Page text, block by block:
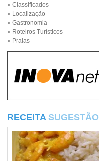
» Classificados
» Localização
» Gastronomia
» Roteiros Turísticos
» Praias
RECEITA SUGESTÃO